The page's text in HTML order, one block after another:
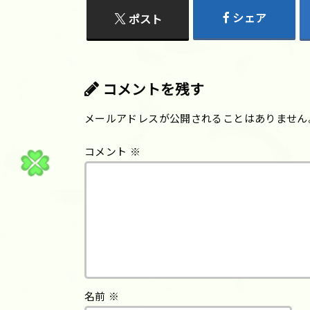
ポスト シェア
コメントを残す
メールアドレスが公開されることはありません
コメント ※
名前 ※